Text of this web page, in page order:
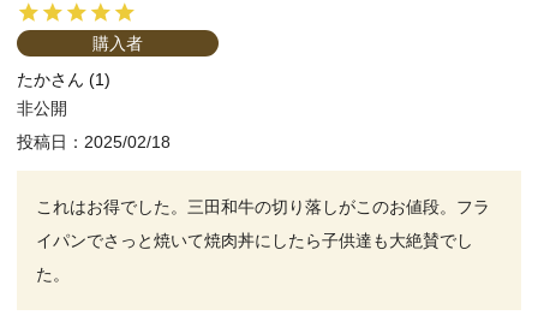
たか 1
購入者
非公開
投稿日
2025/02/18
これはお得でした。三田和牛の切り落しがこのお値段。フラ
イパンでさっと焼いて焼肉丼にしたら子供達も大絶賛でし
た。